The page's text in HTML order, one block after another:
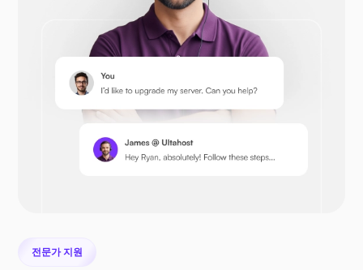
오픈카트
전문가 지원